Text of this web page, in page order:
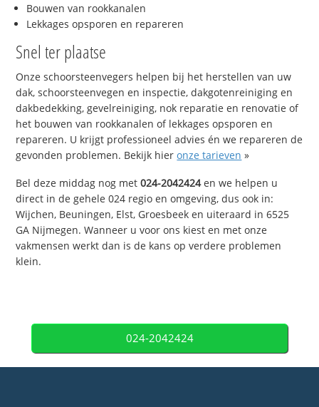
Bouwen van rookkanalen
Lekkages opsporen en repareren
Snel ter plaatse
Onze schoorsteenvegers helpen bij het herstellen van uw
dak, schoorsteenvegen en inspectie, dakgotenreiniging en
dakbedekking, gevelreiniging, nok reparatie en renovatie of
het bouwen van rookkanalen of lekkages opsporen en
repareren. U krijgt professioneel advies én we repareren de
gevonden problemen. Bekijk hieronze tarieven »
Bel deze middag nog met024-2042424en we helpen u
direct in de gehele 024 regio en omgeving, dus ook in:
Wijchen, Beuningen, Elst, Groesbeek en uiteraard in 6525
GA Nijmegen. Wanneer u voor ons kiest en met onze
vakmensen werkt dan is de kans op verdere problemen
klein.
024-2042424